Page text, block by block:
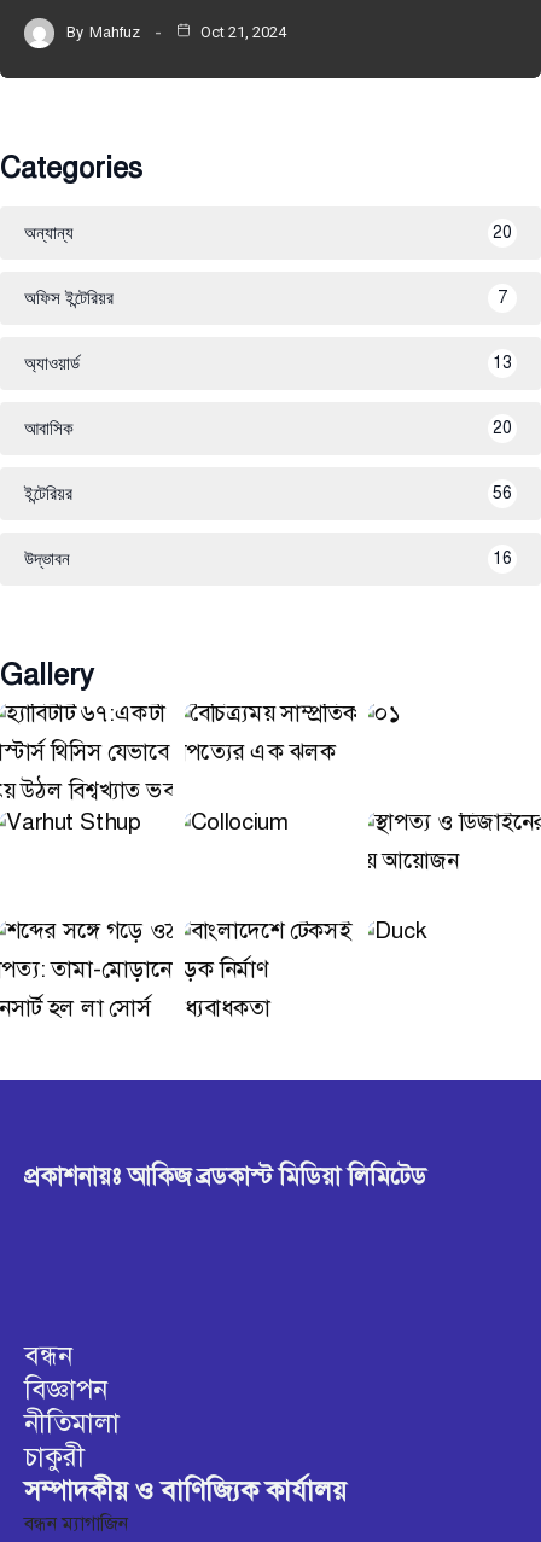
By Mahfuz Oct 21, 2024
Categories
অন্যান্য 20
অফিস ইন্টেরিয়র 7
অ্যাওয়ার্ড 13
আবাসিক 20
ইন্টেরিয়র 56
উদ্ভাবন 16
Gallery
প্রকাশনায়ঃ আকিজ ব্রডকাস্ট মিডিয়া লিমিটেড
বন্ধন
বিজ্ঞাপন
নীতিমালা
চাকুরী
সম্পাদকীয় ও বাণিজ্যিক কার্যালয়
বন্ধন ম্যাগাজিন